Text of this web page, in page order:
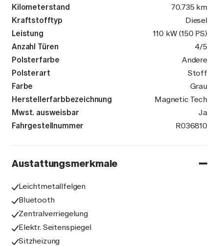
Kilometerstand
70.735 km
Kraftstofftyp
Diesel
Leistung
110 kW (150 PS)
Anzahl Türen
4/5
Polsterfarbe
Andere
Polsterart
Stoff
Farbe
Grau
Herstellerfarbbezeichnung
Magnetic Tech
Mwst. ausweisbar
Ja
Fahrgestellnummer
R036810
Austattungsmerkmale
Leichtmetallfelgen
Bluetooth
Zentralverriegelung
Elektr. Seitenspiegel
Sitzheizung